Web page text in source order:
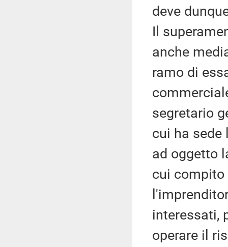
deve
Il
anche
ramo di
segretario
cui ha sede
ad oggetto
cui compito
interessati,
operare il